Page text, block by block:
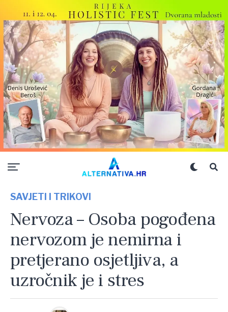
SAVJETI I TRIKOVI
Nervoza – Osoba pogođena
nervozom je nemirna i
pretjerano osjetljiva, a
uzročnik je i stres